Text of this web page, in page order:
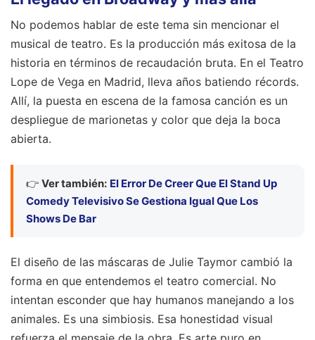
No podemos hablar de este tema sin mencionar el
musical de teatro. Es la producción más exitosa de la
historia en términos de recaudación bruta. En el Teatro
Lope de Vega en Madrid, lleva años batiendo récords.
Allí, la puesta en escena de la famosa canción es un
despliegue de marionetas y color que deja la boca
abierta.
👉 Ver también: El Error De Creer Que El Stand Up
Comedy Televisivo Se Gestiona Igual Que Los
Shows De Bar
El diseño de las máscaras de Julie Taymor cambió la
forma en que entendemos el teatro comercial. No
intentan esconder que hay humanos manejando a los
animales. Es una simbiosis. Esa honestidad visual